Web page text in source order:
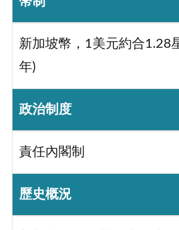
新加坡幣，1美元約合1.28
年)
政治制度
責任內閣制
歷史概況